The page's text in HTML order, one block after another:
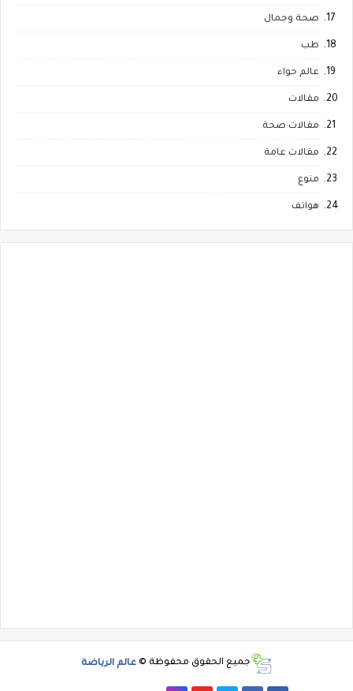
صحة وجمال
طب
عالم حواء
مقالات
مقالات صحة
مقالات عامة
منوع
هواتف
جميع الحقوق محفوظة © عالم الرياضة